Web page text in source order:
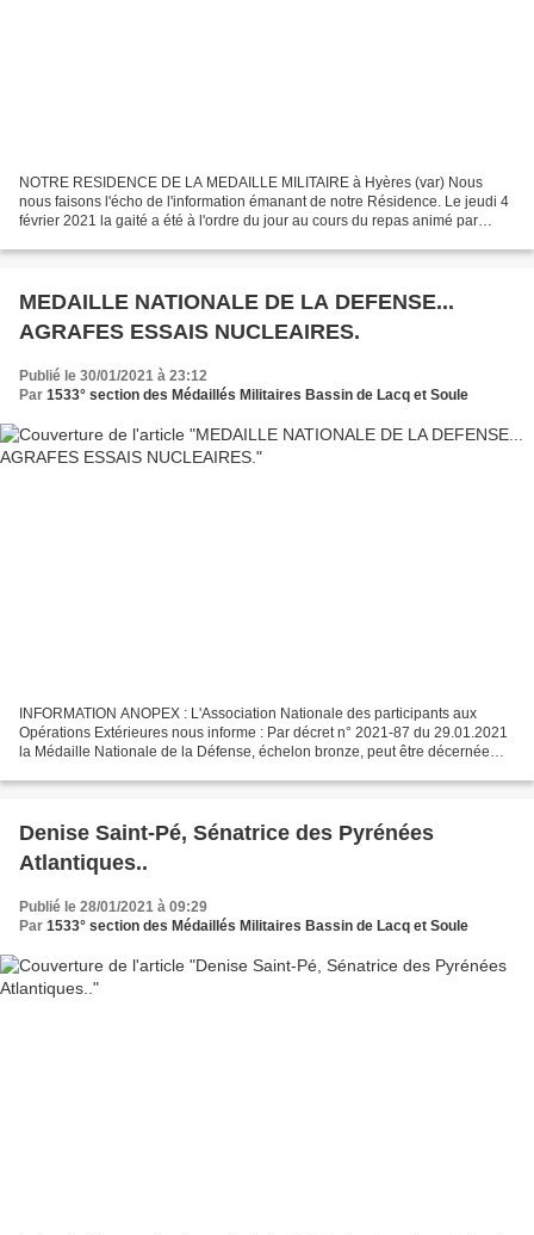
NOTRE RESIDENCE DE LA MEDAILLE MILITAIRE à Hyères (var) Nous
nous faisons l'écho de l'information émanant de notre Résidence. Le jeudi 4
février 2021 la gaité a été à l'ordre du jour au cours du repas animé par
MEDAILLE NATIONALE DE LA DEFENSE...
AGRAFES ESSAIS NUCLEAIRES.
Publié le 30/01/2021 à 23:12
Par 1533° section des Médaillés Militaires Bassin de Lacq et Soule
INFORMATION ANOPEX : L'Association Nationale des participants aux
Opérations Extérieures nous informe : Par décret n° 2021-87 du 29.01.2021
la Médaille Nationale de la Défense, échelon bronze, peut être décernée
Denise Saint-Pé, Sénatrice des Pyrénées
Atlantiques..
Publié le 28/01/2021 à 09:29
Par 1533° section des Médaillés Militaires Bassin de Lacq et Soule